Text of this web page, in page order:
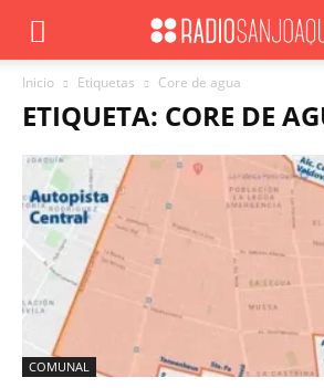
Inicio Etiquetas Core de agua
ETIQUETA: CORE DE
COMUNAL